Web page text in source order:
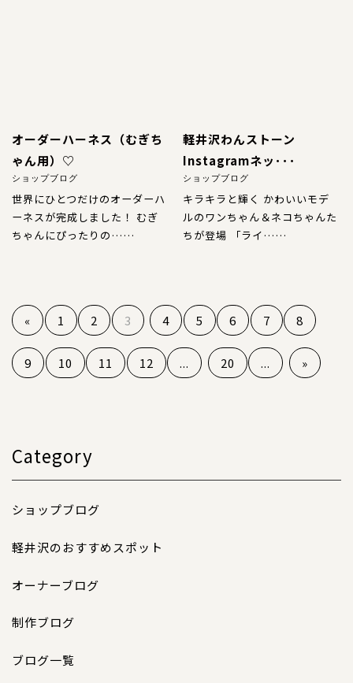
オーダーハーネス（むぎち
ゃん用）♡
ショップブログ
世界にひとつだけのオーダーハ
ーネスが完成しました！ むぎ
ちゃんにぴったりの……
軽井沢わんストーン
Instagramネッ･･･
ショップブログ
キラキラと輝く かわいいモデ
ルのワンちゃん＆ネコちゃんた
ちが登場 「ライ……
« 1 2 3 4 5 6 7 8
9 10 11 12 ... 20 ... »
Category
ショップブログ
軽井沢のおすすめスポット
オーナーブログ
制作ブログ
ブログ一覧